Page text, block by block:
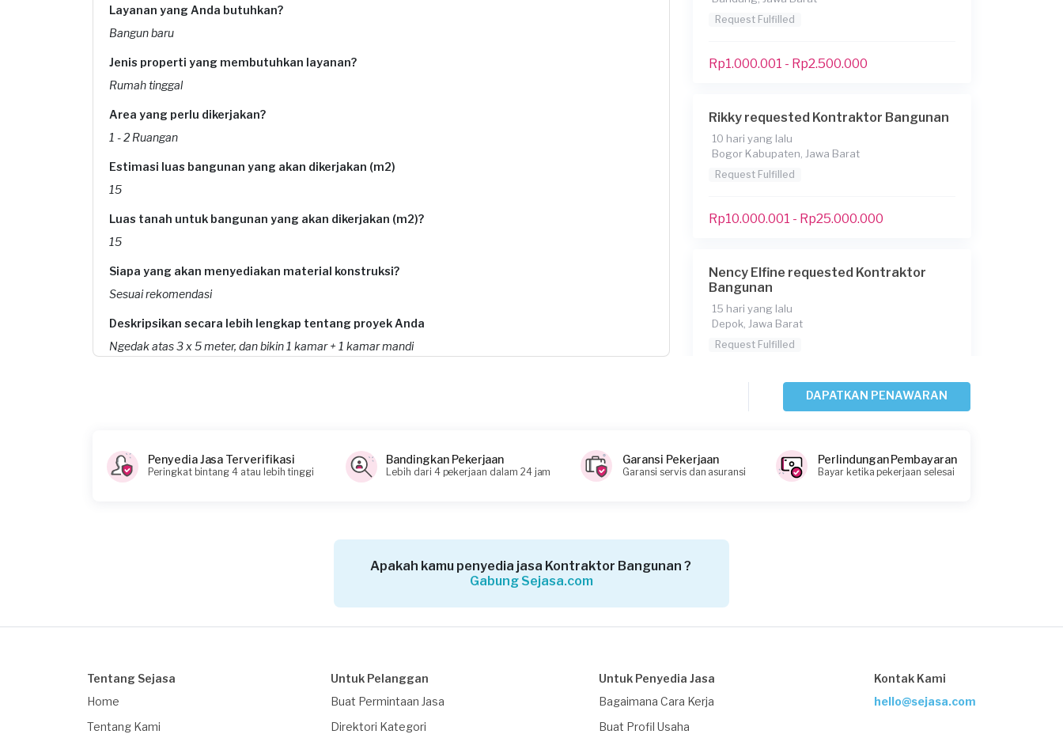
Layanan yang Anda butuhkan?
Bangun baru
Jenis properti yang membutuhkan layanan?
Rumah tinggal
Area yang perlu dikerjakan?
1 - 2 Ruangan
Estimasi luas bangunan yang akan dikerjakan (m2)
15
Luas tanah untuk bangunan yang akan dikerjakan (m2)?
15
Siapa yang akan menyediakan material konstruksi?
Sesuai rekomendasi
Deskripsikan secara lebih lengkap tentang proyek Anda
Ngedak atas 3 x 5 meter, dan bikin 1 kamar + 1 kamar mandi
Apakah Anda membutuhkan pinjaman?
Tidak
Rp10.000.001 - Rp25.000.000
Request Fulfilled
Rp1.000.001 - Rp2.500.000
Rikky requested Kontraktor Bangunan
10 hari yang lalu
Bogor Kabupaten, Jawa Barat
Request Fulfilled
Rp10.000.001 - Rp25.000.000
Nency Elfine requested Kontraktor
Bangunan
15 hari yang lalu
Depok, Jawa Barat
Request Fulfilled
Rp1.000.001 - Rp2.500.000
16 hari yang lalu
Cimahi, Jawa Barat
Rp5.000.001 - Rp10.000.000
Rp25.000.001 - Rp50.000.000
DAPATKAN PENAWARAN
Penyedia Jasa Terverifikasi
Peringkat bintang 4 atau lebih tinggi
Bandingkan Pekerjaan
Lebih dari 4 pekerjaan dalam 24 jam
Garansi Pekerjaan
Garansi servis dan asuransi
Perlindungan Pembayaran
Bayar ketika pekerjaan selesai
Apakah kamu penyedia jasa Kontraktor Bangunan ?
Gabung Sejasa.com
Tentang Sejasa
Home
Tentang Kami
Untuk Pelanggan
Buat Permintaan Jasa
Direktori Kategori
Untuk Penyedia Jasa
Bagaimana Cara Kerja
Buat Profil Usaha
Kontak Kami
hello@sejasa.com